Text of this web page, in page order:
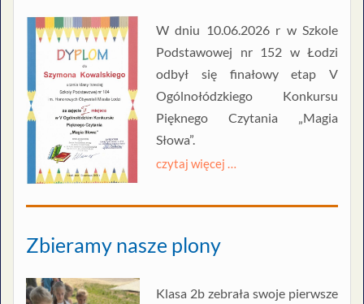
W dniu 10.06.2026 r w Szkole
Podstawowej nr 152 w Łodzi
odbył się finałowy etap V
Ogólnołódzkiego Konkursu
Pięknego Czytania „Magia
Słowa”.
czytaj więcej …
Zbieramy nasze plony
Klasa 2b zebrała swoje pierwsze